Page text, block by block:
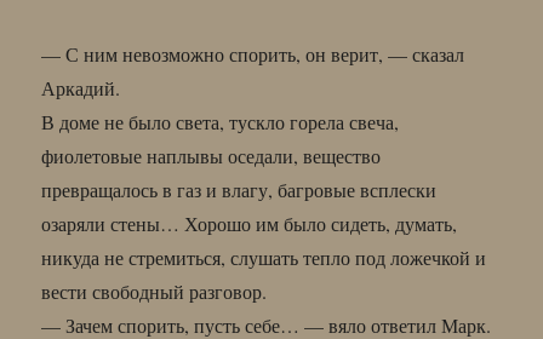
— С ним невозможно спорить, он верит, — сказал
Аркадий.
В доме не было света, тускло горела свеча,
фиолетовые наплывы оседали, вещество
превращалось в газ и влагу, багровые всплески
озаряли стены… Хорошо им было сидеть, думать,
никуда не стремиться, слушать тепло под ложечкой и
вести свободный разговор.
— Зачем спорить, пусть себе… — вяло ответил Марк.